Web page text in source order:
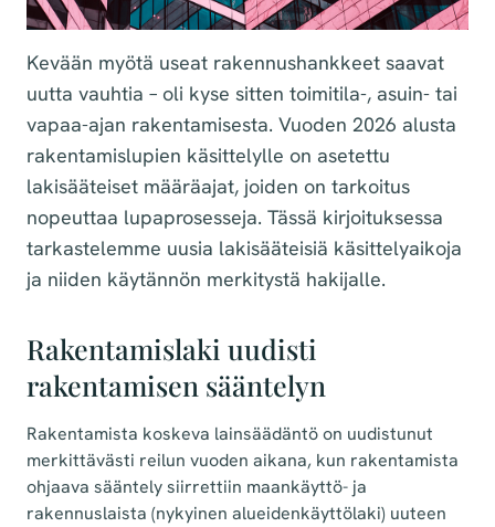
Kevään myötä useat rakennushankkeet saavat
uutta vauhtia – oli kyse sitten toimitila-, asuin- tai
vapaa-ajan rakentamisesta. Vuoden 2026 alusta
rakentamislupien käsittelylle on asetettu
lakisääteiset määräajat, joiden on tarkoitus
nopeuttaa lupaprosesseja. Tässä kirjoituksessa
tarkastelemme uusia lakisääteisiä käsittelyaikoja
ja niiden käytännön merkitystä hakijalle.
Rakentamislaki uudisti
rakentamisen sääntelyn
Rakentamista koskeva lainsäädäntö on uudistunut
merkittävästi reilun vuoden aikana, kun rakentamista
ohjaava sääntely siirrettiin maankäyttö- ja
rakennuslaista (nykyinen alueidenkäyttölaki) uuteen